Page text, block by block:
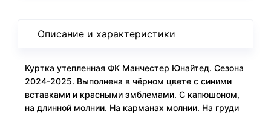
Описание и характеристики
Куртка утепленная ФК Манчестер Юнайтед. Сезона
2024-2025. Выполнена в чёрном цвете с синими
вставками и красными эмблемами. С капюшоном,
на длинной молнии. На карманах молнии. На груди